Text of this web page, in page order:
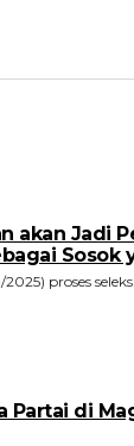
akan Jadi
proses
Partai di